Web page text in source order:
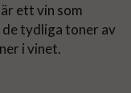
ett vin som
tydliga toner av
i vinet.